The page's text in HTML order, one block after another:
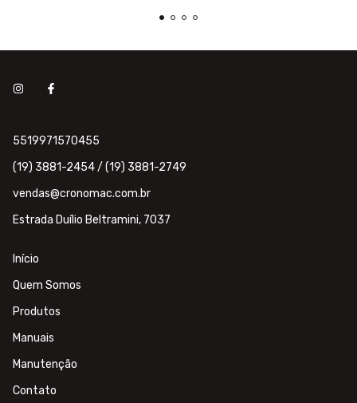
5519971570455
(19) 3881-2454 / (19) 3881-2749
vendas@cronomac.com.br
Estrada Duílio Beltramini, 7037
Início
Quem Somos
Produtos
Manuais
Manutenção
Contato